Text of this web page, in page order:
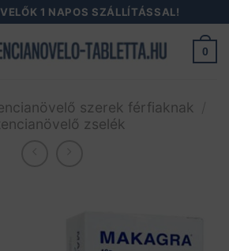
1 NAPOS SZÁLLÍTÁSSAL!
0
szerek férfiaknak
zselék